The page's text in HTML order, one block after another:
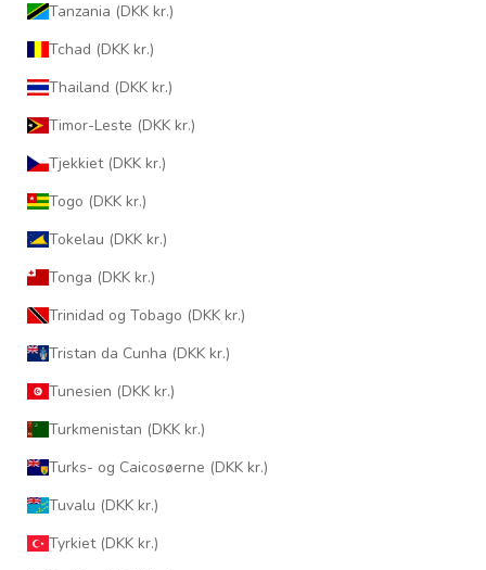
Tanzania (DKK kr.)
Tchad (DKK kr.)
Thailand (DKK kr.)
Timor-Leste (DKK kr.)
Tjekkiet (DKK kr.)
Togo (DKK kr.)
Tokelau (DKK kr.)
Tonga (DKK kr.)
Trinidad og Tobago (DKK kr.)
Tristan da Cunha (DKK kr.)
Tunesien (DKK kr.)
Turkmenistan (DKK kr.)
Turks- og Caicosøerne (DKK kr.)
Tuvalu (DKK kr.)
Tyrkiet (DKK kr.)